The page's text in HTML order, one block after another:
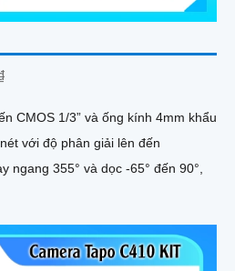
CMOS 1/3” và ống kính 4mm khẩu
với độ phân giải lên đến